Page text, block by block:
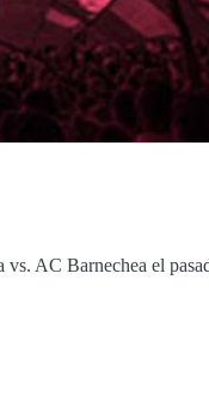
AC Barnechea el